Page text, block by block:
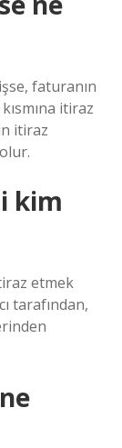
faturanın
itiraz
itiraz
kim
etmek
tarafından,